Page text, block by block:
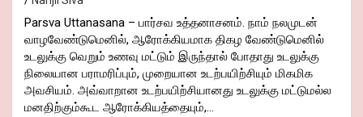
Parsva Uttanasana – பார்சவ உத்தனாசனம். நாம் நலமுடன்
வாழவேண்டுமெனில், ஆரோக்கியமாக திகழ வேண்டுமெனில்
உடலுக்கு வெறும் உணவு மட்டும் இருந்தால் போதாது உடலுக்கு
நிலையான பராமரிப்பும், முறையான உடற்பயிற்சியும் மிகமிக
அவசியம். அவ்வாறான உடற்பயிற்சியானது உடலுக்கு மட்டுமல்ல
மனதிற்கும்கூட ஆரோக்கியத்தையும்,…